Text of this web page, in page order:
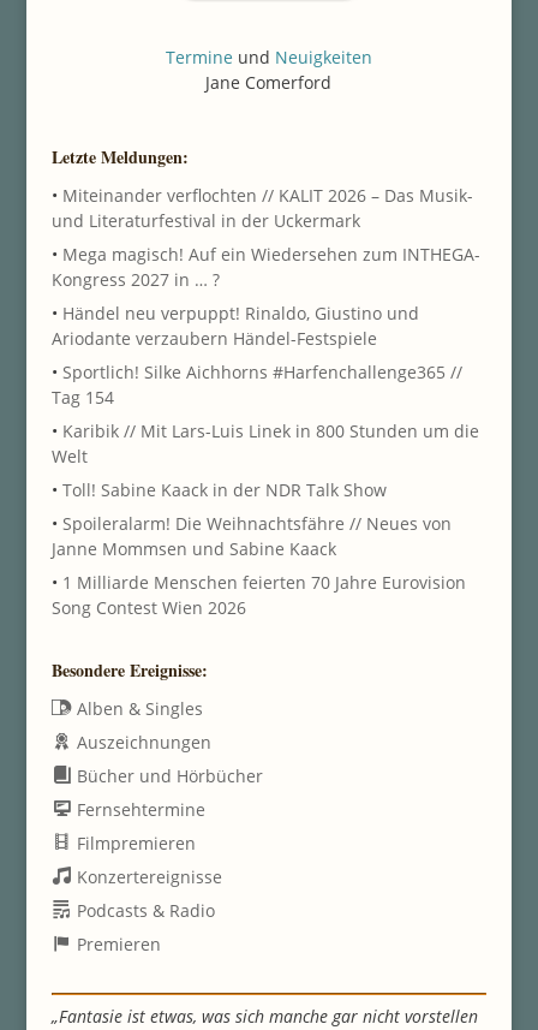
Termine und Neuigkeiten
Jane Comerford
Letzte Meldungen:
• Miteinander verflochten // KALIT 2026 – Das Musik-
und Literaturfestival in der Uckermark
• Mega magisch! Auf ein Wiedersehen zum INTHEGA-
Kongress 2027 in … ?
• Händel neu verpuppt! Rinaldo, Giustino und
Ariodante verzaubern Händel-Festspiele
• Sportlich! Silke Aichhorns #Harfenchallenge365 //
Tag 154
• Karibik // Mit Lars-Luis Linek in 800 Stunden um die
Welt
• Toll! Sabine Kaack in der NDR Talk Show
• Spoileralarm! Die Weihnachtsfähre // Neues von
Janne Mommsen und Sabine Kaack
• 1 Milliarde Menschen feierten 70 Jahre Eurovision
Song Contest Wien 2026
Besondere Ereignisse:
Alben & Singles
Auszeichnungen
Bücher und Hörbücher
Fernsehtermine
Filmpremieren
Konzertereignisse
Podcasts & Radio
Premieren
„Fantasie ist etwas, was sich manche gar nicht vorstellen